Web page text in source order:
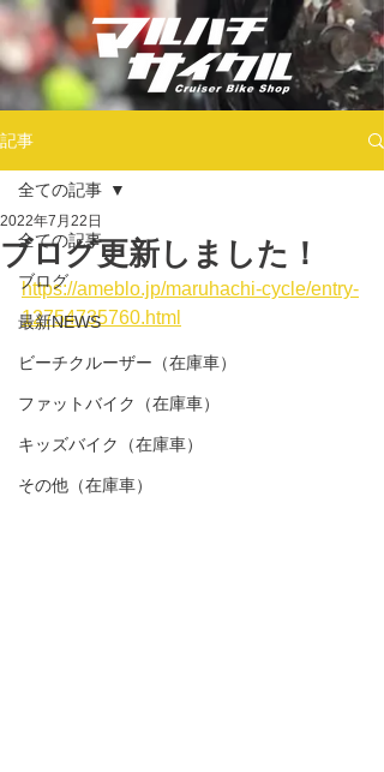
記事
全ての記事
ブログ
最新NEWS
ビーチクルーザー（在庫車）
ファットバイク（在庫車）
キッズバイク（在庫車）
その他（在庫車）
全ての記事
ブログ更新しました！
2022年7月22日
https://ameblo.jp/maruhachi-cycle/entry-
12754735760.html